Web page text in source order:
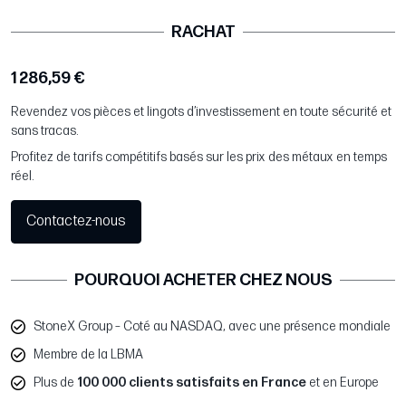
RACHAT
1 286,59 €
Revendez vos pièces et lingots d’investissement en toute sécurité et
sans tracas.
Profitez de tarifs compétitifs basés sur les prix des métaux en temps
réel.
Contactez-nous
POURQUOI ACHETER CHEZ NOUS
StoneX Group – Coté au NASDAQ, avec une présence mondiale
Membre de la LBMA
Plus de 100 000 clients satisfaits en France et en Europe